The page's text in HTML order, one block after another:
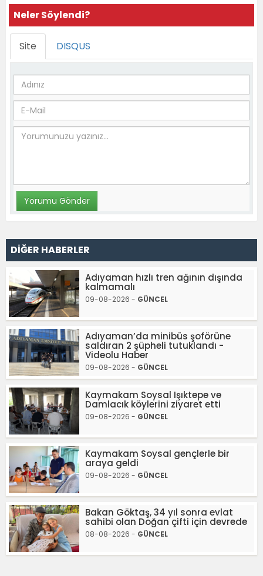
Neler Söylendi?
Site DISQUS
DİĞER HABERLER
Adıyaman hızlı tren ağının dışında
kalmamalı
09-08-2026 - GÜNCEL
Adıyaman’da minibüs şoförüne
saldıran 2 şüpheli tutuklandı -
Videolu Haber
09-08-2026 - GÜNCEL
Kaymakam Soysal Işıktepe ve
Damlacık köylerini ziyaret etti
09-08-2026 - GÜNCEL
Kaymakam Soysal gençlerle bir
araya geldi
09-08-2026 - GÜNCEL
Bakan Göktaş, 34 yıl sonra evlat
sahibi olan Doğan çifti için devrede
08-08-2026 - GÜNCEL